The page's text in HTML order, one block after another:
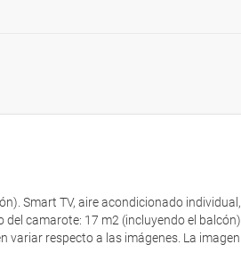
Smart TV, aire acondicionado individual,
camarote: 17 m2 (incluyendo el balcón)
variar respecto a las imágenes. La imagen